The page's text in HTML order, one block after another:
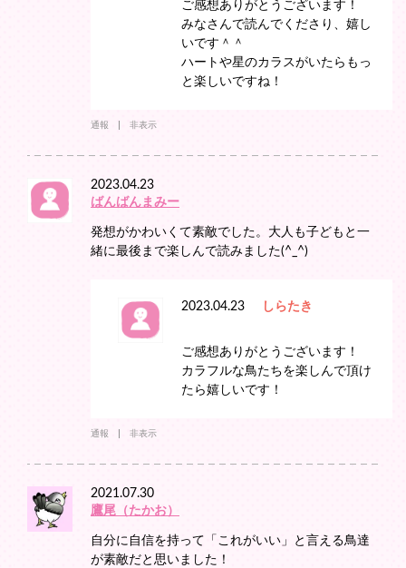
ご感想ありがとうございます！
みなさんで読んでくださり、嬉し
いです＾＾
ハートや星のカラスがいたらもっ
と楽しいですね！
通報 非表示
2023.04.23
ばんばんまみー
発想がかわいくて素敵でした。大人も子どもと一
緒に最後まで楽しんで読みました(^_^)
2023.04.23 しらたき
ご感想ありがとうございます！
カラフルな鳥たちを楽しんで頂け
たら嬉しいです！
通報 非表示
2021.07.30
鷹尾（たかお）
自分に自信を持って「これがいい」と言える鳥達
が素敵だと思いました！